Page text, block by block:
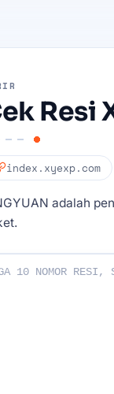
Resi
index.xyexp.com
adalah
Anda: